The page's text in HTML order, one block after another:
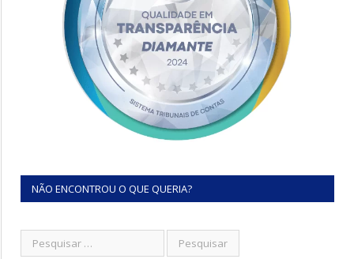
NÃO ENCONTROU O QUE QUERIA?